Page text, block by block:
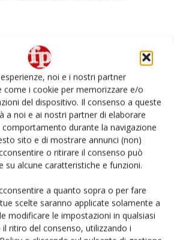
noi e i nostri partner
come i cookie per memorizzare e/o
del dispositivo. Il consenso a queste
a noi e ai nostri partner di elaborare
durante la navigazione
sito e di mostrare annunci (non)
o ritirare il consenso può
su alcune caratteristiche e funzioni.
a quanto sopra o per fare
scelte saranno applicate solamente a
modificare le impostazioni in qualsiasi
ritiro del consenso, utilizzando i
dalla carenza di prodotto
che ci induce a lavorare
e sulla distintività dell’Igp”,
diFuturpera Stefano
sono a rischio
italiane
Regno Unito dall’Ue, per i prodotti
rischia di aprirsi uno scenario